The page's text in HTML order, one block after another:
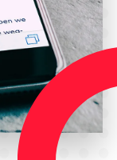
Product
Websites
Ons werk